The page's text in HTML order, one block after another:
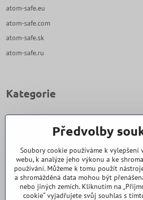
atom-safe.eu
atom-safe.com
atom-safe.sk
atom-safe.ru
Kategorie
Zavoláme Vám zpět
Váš telefon
Předvolby
Soubory cookie používáme k vylepšení
webu, k analýze jeho výkonu a ke
používání. Můžeme k tomu použít
a shromážděná data mohou být
nebo jiných zemích. Kliknutím na
cookie“ vyjadřujete svůj souhlas s